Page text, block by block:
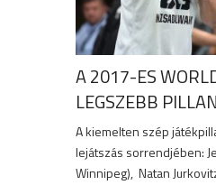
A 2017-ES
LEGSZEBB
A kiemelten szép
lejátszás sorrendjében:
Winnipeg), Natan